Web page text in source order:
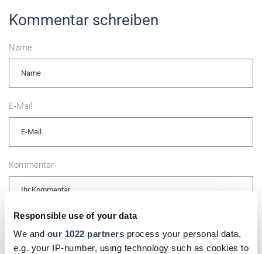
Responsible use of your data
We and our 1022 partners process your personal data,
e.g. your IP-number, using technology such as cookies to
Kommentar schreiben
Name
E-Mail
Kommentar